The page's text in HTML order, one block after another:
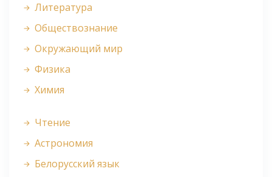
Литература
Обществознание
Окружающий мир
Физика
Химия
Чтение
Астрономия
Белорусский язык